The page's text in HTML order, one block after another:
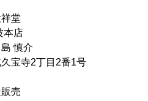
堂
本店
慎介
宝寺2丁目2番1号
売